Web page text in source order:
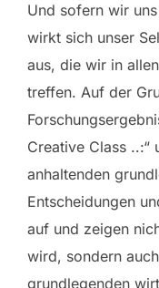
Und sofern wir
wirkt sich unser
aus, die wir in
treffen. Auf der
Creative Class ..:“
anhaltenden
Entscheidungen
auf und zeigen
wird, sondern
grundlegenden